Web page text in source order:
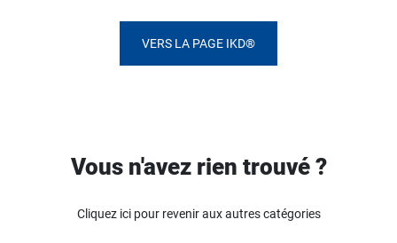
VERS LA PAGE IKD®
Vous n'avez rien trouvé ?
Cliquez ici pour revenir aux autres catégories